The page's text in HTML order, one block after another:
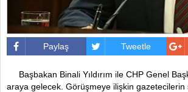
Paylaş Tweetle
Başbakan Binali Yıldırım ile CHP Genel
araya gelecek. Görüşmeye ilişkin gazetecilerin